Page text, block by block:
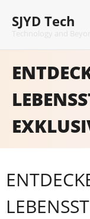
content
SJYD Tech